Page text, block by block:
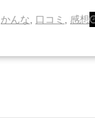
かんな 口コミ 感想